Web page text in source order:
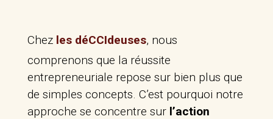
Chez les déCCIdeuses, nous
comprenons que la réussite
entrepreneuriale repose sur bien plus que
de simples concepts. C’est pourquoi notre
approche se concentre sur l’action